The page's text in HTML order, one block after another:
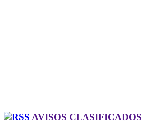
AVISOS CLASIFICADOS